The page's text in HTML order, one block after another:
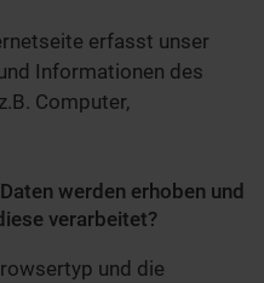
erfasst unser
Informationen des
Computer,
werden erhoben und
verarbeitet?
und die